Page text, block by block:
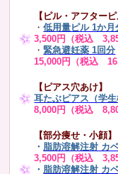
【ピル・アフター
・低用量ピル 1か月
3,500円（税込
・緊急避妊薬 1回分
15,000円（税込
【ピアス穴あけ】
耳たぶピアス（学生
8,000円（税込
【部分痩せ・小顔】
・ 脂肪溶解注射 カ
3,500円（税込
・ 脂肪溶解注射 カ